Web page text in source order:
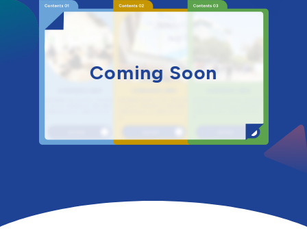
Coming Soon